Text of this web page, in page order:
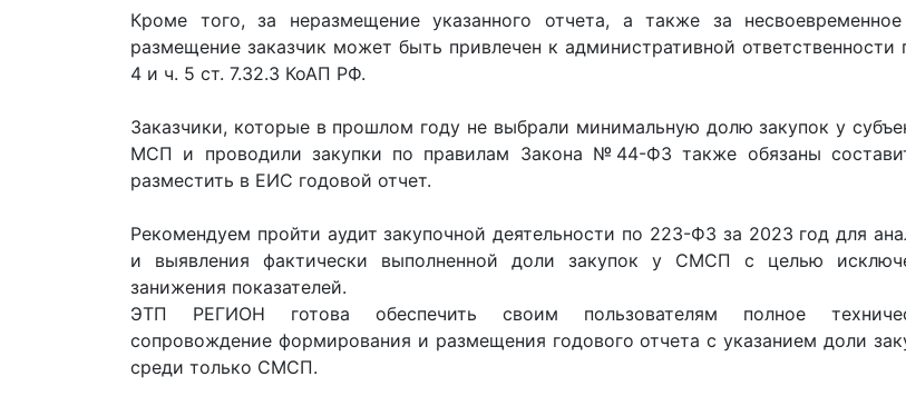
Кроме того, за неразмещение указанного отчета, а также за
размещение заказчик может быть привлечен к административной ответственности
4 и ч. 5 ст. 7.32.3 КоАП РФ.
Заказчики, которые в прошлом году не выбрали минимальную долю закупок у
МСП и проводили закупки по правилам Закона №44-ФЗ также обязаны
разместить в ЕИС годовой отчет.
Рекомендуем пройти аудит закупочной деятельности по 223-ФЗ за 2023 год для
и выявления фактически выполненной доли закупок у СМСП с целью
занижения показателей.
ЭТП РЕГИОН готова обеспечить своим пользователям полное
сопровождение формирования и размещения годового отчета с указанием доли
среди только СМСП.